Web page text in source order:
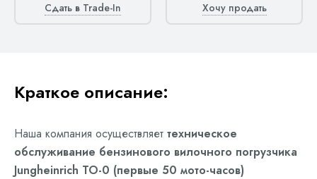
Сдать в Trade-In Хочу продать
Краткое описание:
Наша компания осуществляет техническое
обслуживание бензинового вилочного погрузчика
Jungheinrich ТО-0 (первые 50 мото-часов)